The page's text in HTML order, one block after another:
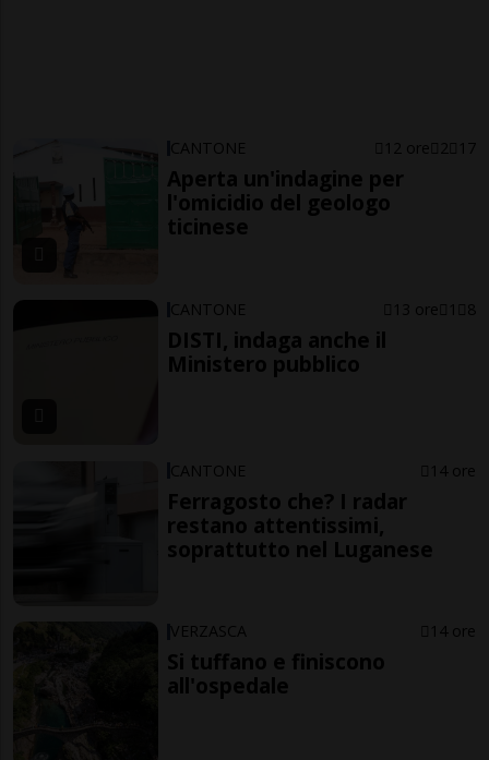
CANTONE 12 ore 2 17
Aperta un'indagine per
l'omicidio del geologo
ticinese
CANTONE 13 ore 1 8
DISTI, indaga anche il
Ministero pubblico
CANTONE 14 ore
Ferragosto che? I radar
restano attentissimi,
soprattutto nel Luganese
VERZASCA 14 ore
Si tuffano e finiscono
all'ospedale